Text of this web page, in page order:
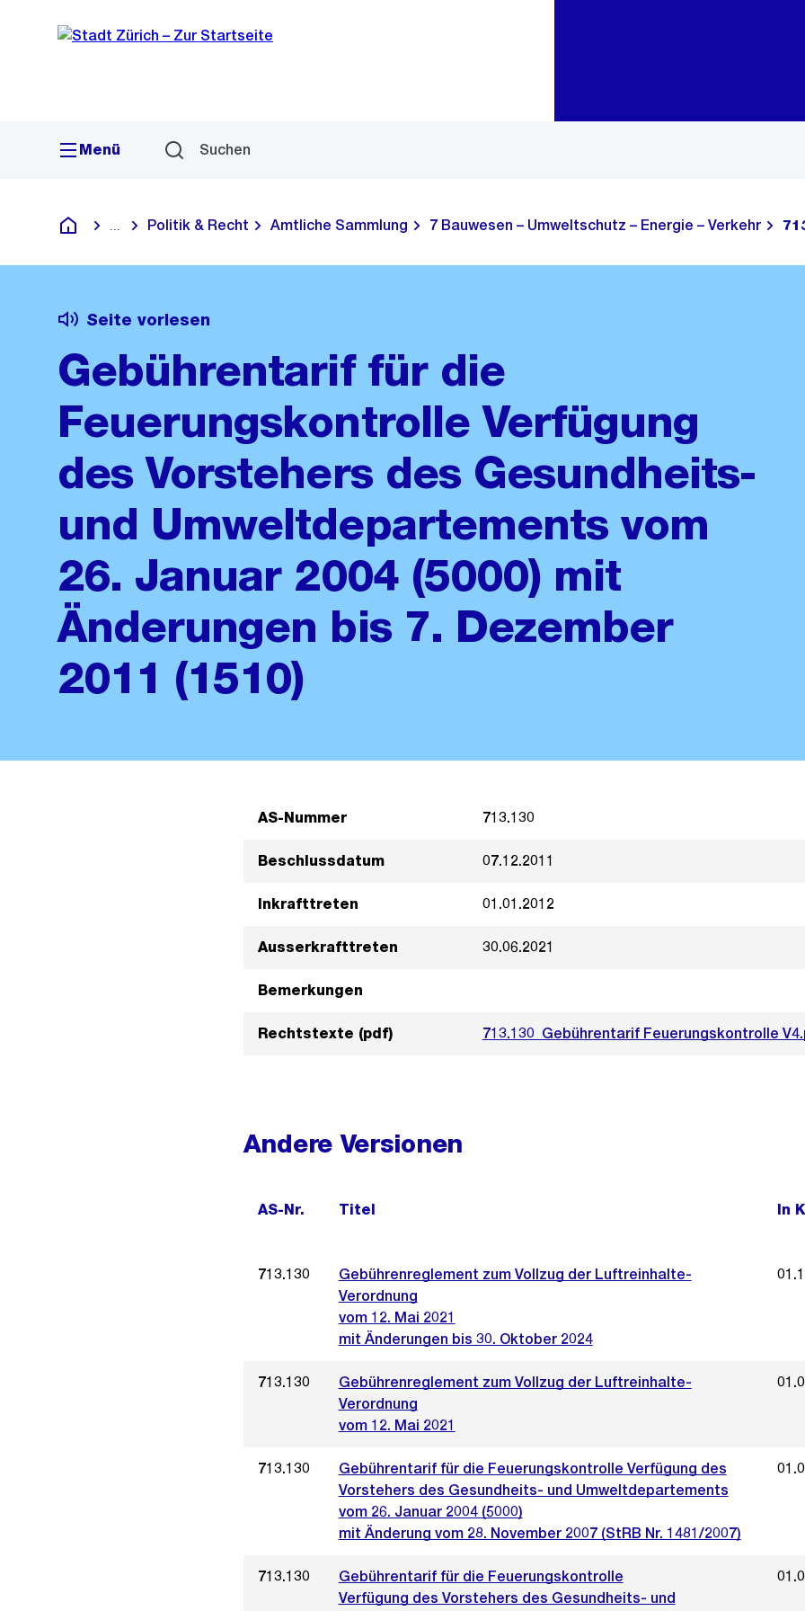
Navigation
Sprunglink
Menü Suchen
Deutsch
Blende alle Breadcrumbs ein
Politik & Recht Amtliche Sammlung 7 Bauwesen – Umweltschutz – Energie – Verkehr
Seite vorlesen
Gebührentarif für die
Feuerungskontrolle Verfügung
des Vorstehers des Gesundheits-
und Umweltdepartements vom
26. Januar 2004 (5000) mit
Änderungen bis 7. Dezember
2011 (1510)
AS-Nummer 713.130
Beschlussdatum 07.12.2011
Inkrafttreten 01.01.2012
Ausserkrafttreten 30.06.2021
Bemerkungen
Rechtstexte (pdf) 713.130_Gebührentarif Feuerungskontrolle
Andere Versionen
AS-Nr. Titel In
713.130
Gebührenreglement zum Vollzug der Luftreinhalte-
Verordnung
vom 12. Mai 2021
mit Änderungen bis 30. Oktober 2024
713.130
Gebührenreglement zum Vollzug der Luftreinhalte-
Verordnung
vom 12. Mai 2021
713.130
Gebührentarif für die Feuerungskontrolle Verfügung des
Vorstehers des Gesundheits- und Umweltdepartements
vom 26. Januar 2004 (5000)
mit Änderung vom 28. November 2007 (StRB Nr. 1481/2007)
713.130
Gebührentarif für die Feuerungskontrolle
Verfügung des Vorstehers des Gesundheits- und